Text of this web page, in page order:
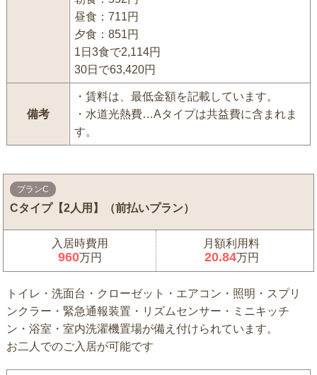
昼食：711円
夕食：851円
1日3食で2,114円
30日で63,420円
備考
・賃料は、最低金額を記載しています。
・水道光熱費…Aタイプは共益費に含まれま
す。
プランC
Cタイプ【2人用】（前払いプラン）
入居時費用
960万円
月額利用料
20.84万円
トイレ・洗面台・クローゼット・エアコン・照明・スプリ
ンクラー・緊急通報装置・リズムセンサー・ミニキッチ
ン・浴室・室内洗濯機置場が備え付けられています。
お二人でのご入居が可能です